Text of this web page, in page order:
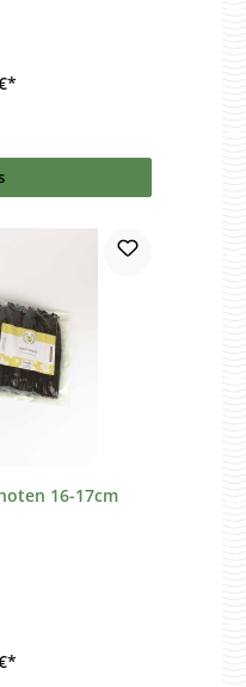
16-17cm